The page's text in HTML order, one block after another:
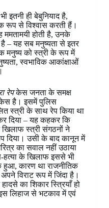
इतनी ही बेबुनियाद है,
रूप से विश्वास करती हैं।
ममतामयी होती है, उनके
है – यह सब मनुष्यता से इतर
मनुष्य को स्त्री के रूप में
स्वभाविक आकांक्षाओं
रेपकेस जनता के समक्ष
है। इसमें पुलिस
स्त्री के साथ रेप किया था
दिया – यह कहकर कि
स्त्री संगठनों ने
दिया। उसी के बाद कानून में
का सवाल नहीं उठाया
हत्या के खिलाफ इससे भी
हुआ, कारण था राजनीतिक
अपने विराट रूप में जिंदा है।
का शिकार स्त्रियाँ हो
लिहाज से भटकाव में एवं